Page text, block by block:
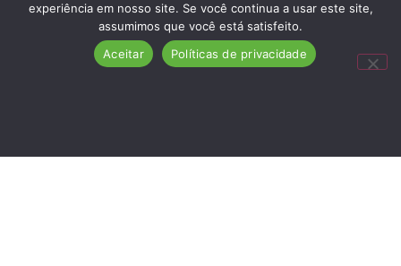
experiência em nosso site. Se você continua a usar este site,
assumimos que você está satisfeito.
Aceitar
Políticas de privacidade